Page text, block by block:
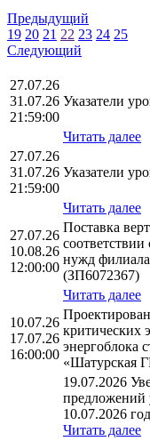
Предыдущий
19 20 21 22 23 24 25
Следующий
27.07.26
31.07.26
21:59:00
Указатели
Читать далее
27.07.26
31.07.26
21:59:00
Указатели
Читать далее
27.07.26
10.08.26
12:00:00
Поставка
нужд
(ЗП6072367)
Читать далее
10.07.26
17.07.26
16:00:00
критических
«Шатурская
19.07.2026
предложений
10.07.2026
Читать далее